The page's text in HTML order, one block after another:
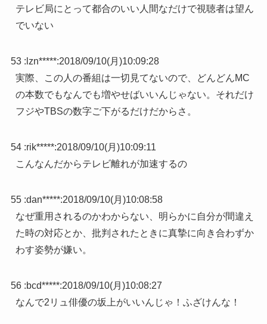
テレビ局にとって都合のいい人間なだけで視聴者は望ん
でいない
53 : lzn*****:2018/09/10(月)10:09:28
実際、この人の番組は一切見てないので、どんどんMC
の本数でもなんでも増やせばいいんじゃない。それだけ
フジやTBSの数字ご下がるだけだからさ。
54 :rik*****:2018/09/10(月)10:09:11
こんなんだからテレビ離れが加速するの
55 :dan*****:2018/09/10(月)10:08:58
なぜ重用されるのかわからない、明らかに自分が間違え
た時の対応とか、批判されたときに真摯に向き合わずか
わす姿勢が嫌い。
56 :bcd*****:2018/09/10(月)10:08:27
なんで2リュ俳優の坂上がいいんじゃ！ふざけんな！